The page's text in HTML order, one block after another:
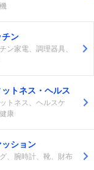
チン
ン家電、調理器具、
ットネス・ヘルス
トネス、ヘルスケ
康
ッション
、腕時計、靴、財布